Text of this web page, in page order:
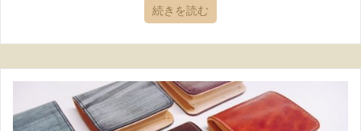
続きを読む